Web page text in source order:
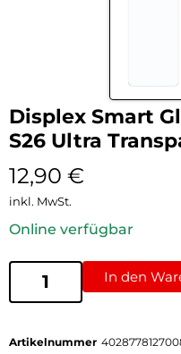
Displex Smart
S26 Ultra
12,90 €
inkl. MwSt.
Online verfügbar
In den
Artikelnummer